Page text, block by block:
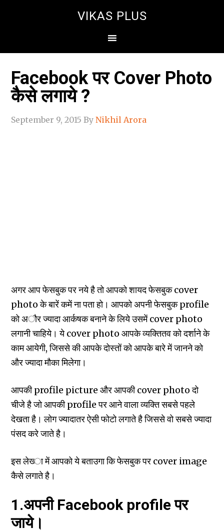
VIKAS PLUS
Facebook पर Cover Photo
कैसे लगाये ?
September 9, 2015 ByNikhil Arora
अगर आप फेसबुक पर नये है तो आपको शायद फेसबुक cover
photo के बारें कमें ना पता हो। आपको अपनी फेसबुक profile
को अौर ज्‍यादा आर्कषक बनाने के लिये उसमें cover photo
लगानी चाहिये। ये cover photo आपके व्‍यक्तितव को दर्शाने के
काम आयेगी, जिससे की आपके दोस्‍तों को आपके बारे में जानने को
और ज्‍यादा मौका मिलेगा।
आपकी profile picture और आपकी cover photo दो
चीजे है जो आपकी profile पर आने वाला व्‍यक्ति सबसे पहले
देखता है। लोग ज्‍यादातर ऐसी फोटो लगाते है जिससे वो सबसे ज्‍यादा
पंसद करे जाते है।
इस लेख्‍ा में आपको ये बताउगा कि फेसबुक पर cover image
कैसे लगाते है।
1.अपनी Facebook profile पर
जाये।